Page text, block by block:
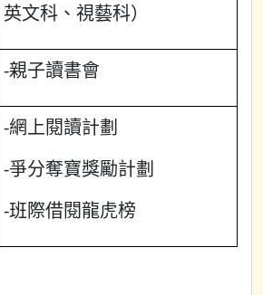
英文科、視藝科）
-親子讀書會
-網上閱讀計劃
-爭分奪寶獎勵計劃
-班際借閱龍虎榜